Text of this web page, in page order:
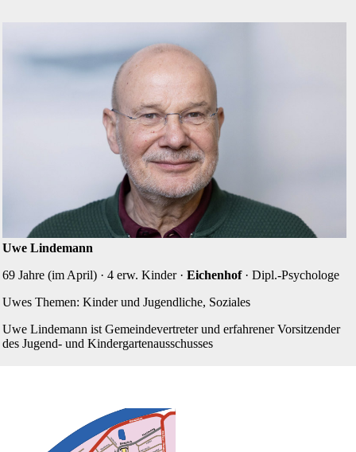
Uwe Lindemann
69 Jahre (im April) · 4 erw. Kinder · Eichenhof· Dipl.-Psychologe
Uwes Themen: Kinder und Jugendliche, Soziales
Uwe Lindemann ist Gemeinde­vertreter und erfahrener Vor­sitzender
des Jugend- und Kindergartenausschusses